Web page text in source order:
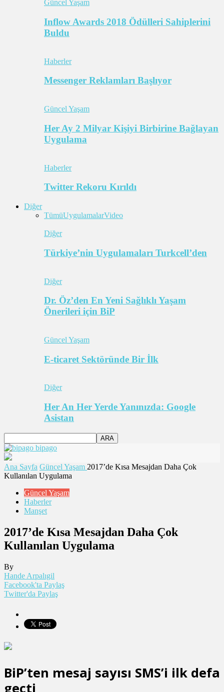
Güncel Yaşam
Inflow Awards 2018 Ödülleri Sahiplerini
Buldu
Haberler
Messenger Reklamları Başlıyor
Güncel Yaşam
Her Ay 2 Milyar Kişiyi Birbirine Bağlayan
Uygulama
Haberler
Twitter Rekoru Kırıldı
Diğer
TümüUygulamalarVideo
Diğer
Türkiye’nin Uygulamaları Turkcell’den
Diğer
Dr. Öz’den En Yeni Sağlıklı Yaşam
Önerileri için BiP
Güncel Yaşam
E-ticaret Sektöründe Bir İlk
Diğer
Her An Her Yerde Yanınızda: Google
Asistan
bipago
Ana Sayfa Güncel Yaşam 2017’de Kısa Mesajdan Daha Çok
Kullanılan Uygulama
Güncel Yaşam
Haberler
Manşet
2017’de Kısa Mesajdan Daha Çok
Kullanılan Uygulama
By
Hande Arpalıgil
Facebook'ta Paylaş
Twitter'da Paylaş
BiP’ten mesaj sayısı SMS’i ilk defa
geçti